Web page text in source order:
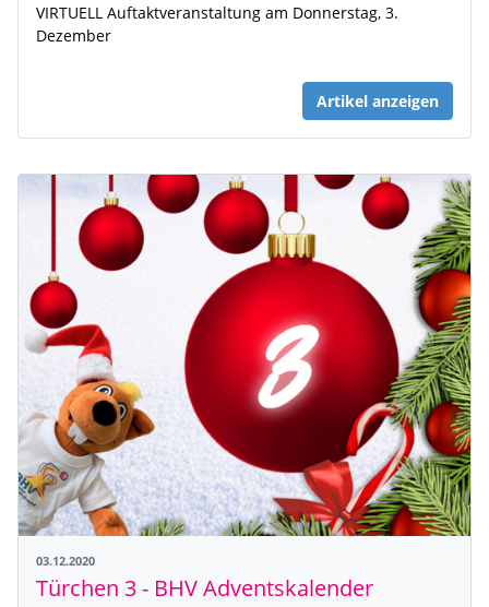
VIRTUELL Auftaktveranstaltung am Donnerstag, 3.
Dezember
Artikel anzeigen
03.12.2020
Türchen 3 - BHV Adventskalender